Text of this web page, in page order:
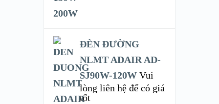
ĐÈN ĐƯỜNG
NLMT ADAIR AD-
SJ90W-120W Vui
lòng liên hệ để có giá
tốt